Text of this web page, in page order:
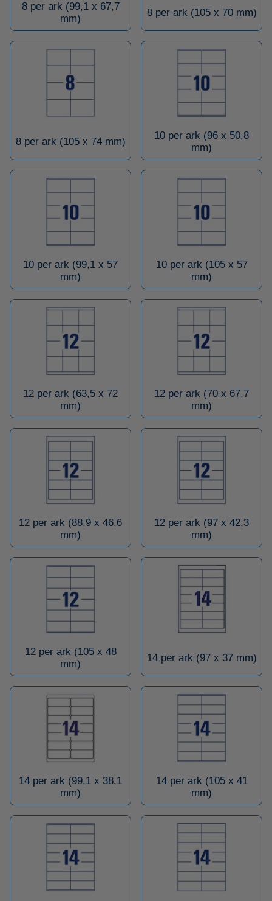
8 per ark (99,1 x 67,7
mm)
8 per ark (105 x 70 mm)
8 per ark (105 x 74 mm)
10 per ark (96 x 50,8
mm)
10 per ark (99,1 x 57
mm)
10 per ark (105 x 57
mm)
12 per ark (63,5 x 72
mm)
12 per ark (70 x 67,7
mm)
12 per ark (88,9 x 46,6
mm)
12 per ark (97 x 42,3
mm)
12 per ark (105 x 48
mm)
14 per ark (97 x 37 mm)
14 per ark (99,1 x 38,1
mm)
14 per ark (105 x 41
mm)